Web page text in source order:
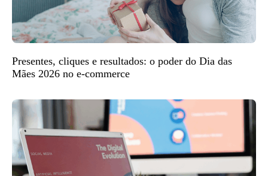
Presentes, cliques e resultados: o poder do Dia das
Mães 2026 no e-commerce